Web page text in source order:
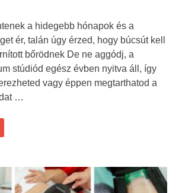
a hidegebb hónapok és a
ér, talán úgy érzed, hogy búcsút kell
bőrödnek De ne aggódj, a
stúdiód egész évben nyitva áll, így
vagy éppen megtarthatod a
…